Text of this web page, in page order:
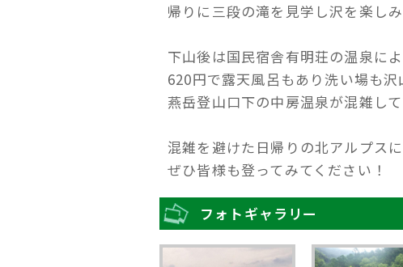
帰りに三段の滝を見学し沢を楽し
下山後は国民宿舎有明荘の温泉によ
620円で露天風呂もあり洗い場も沢
燕岳登山口下の中房温泉が混雑し
混雑を避けた日帰りの北アルプス
ぜひ皆様も登ってみてください！
フォトギャラリー